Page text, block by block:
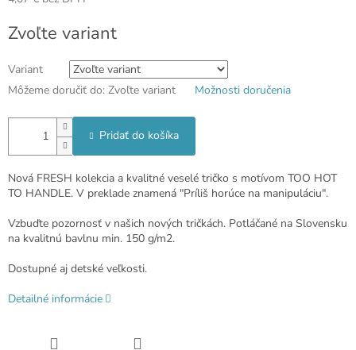
cena:
Zvoľte variant
Variant
Môžeme doručiť do: Zvoľte variant Možnosti doručenia
Pridať do košíka
Nová FRESH kolekcia a kvalitné veselé tričko s motívom TOO HOT
TO HANDLE. V preklade znamená "Príliš horúce na manipuláciu".
Vzbuďte pozornosť v našich nových tričkách. Potláčané na Slovensku
na kvalitnú bavlnu min. 150 g/m2.
Dostupné aj detské veľkosti.
Detailné informácie